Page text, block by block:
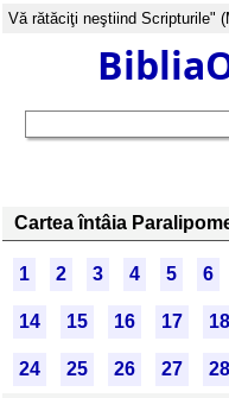
Vă rătăciţi neştiind Scripturile"
Cartea întâia
1 2 3 4 5 6
14 15 16 17 18
24 25 26 27 28